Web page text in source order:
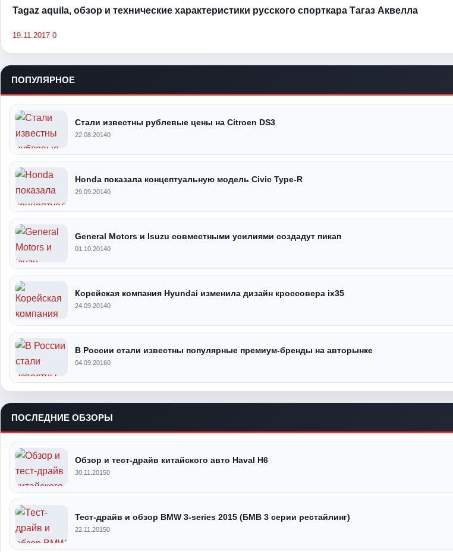
Tagaz aquila, обзор и технические характеристики русского спорткара Тагаз Аквелла
19.11.2017 0
ПОПУЛЯРНОЕ
Стали известны рублевые цены на Citroen DS3
22.08.20140
Honda показала концептуальную модель Civic Type-R
29.09.20140
General Motors и Isuzu совместными усилиями создадут пикап
01.10.20140
Корейская компания Hyundai изменила дизайн кроссовера ix35
24.09.20140
В России стали известны популярные премиум-бренды на авторынке
04.09.20160
ПОСЛЕДНИЕ ОБЗОРЫ
Обзор и тест-драйв китайского авто Haval H6
30.11.20150
Тест-драйв и обзор BMW 3-series 2015 (БМВ 3 серии рестайлинг)
22.11.20150